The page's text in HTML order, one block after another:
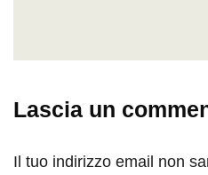
Lascia un
Il tuo indirizzo email non